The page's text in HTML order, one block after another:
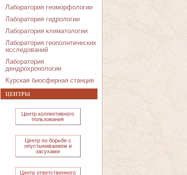
Лаборатория геоморфологии
Лаборатория гидрологии
Лаборатория климатологии
Лаборатория геополитических
исследований
Лаборатория
дендрохронологии
Курская биосферная станция
ЦЕНТРЫ
Центр коллективного
пользования
Центр по борьбе с
опустыниванием и
засухами
Центр ответственного